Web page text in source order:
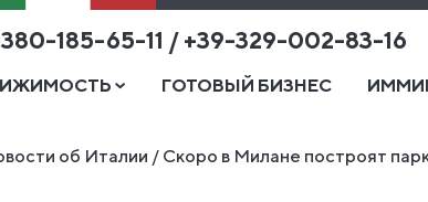
185-65-11 / +39-329-002-83-16
ГОТОВЫЙ БИЗНЕС
об Италии / Скоро в Милане построят